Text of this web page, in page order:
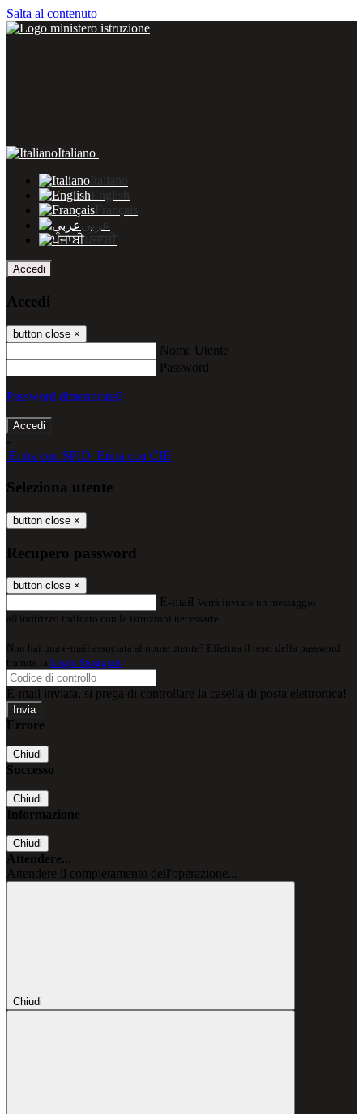
Salta al contenuto
Italiano
Italiano
English
Français
عربى
ਪੰਜਾਬੀ
Accedi
Accedi
button close ×
Nome Utente
Password
Password dimenticata?
-
Entra con SPID Entra con CIE
Seleziona utente
button close ×
Recupero password
button close ×
E-mail Verrà inviato un messaggio
all'indirizzo indicato con le istruzioni necessarie.
Non hai una e-mail associata al nome utente? Effettua il reset della password
tramite la Login Spaggiari
E-mail inviata, si prega di controllare la casella di posta elettronica!
Errore
Chiudi
Successo
Chiudi
Informazione
Chiudi
Attendere...
Attendere il completamento dell'operazione...
Chiudi